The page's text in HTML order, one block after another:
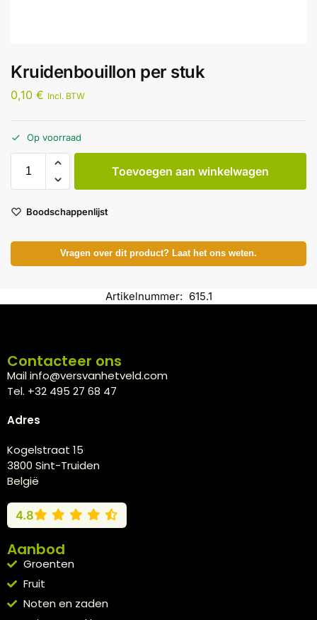
Kruidenbouillon per stuk
0,10 € Incl. BTW
Op voorraad
Toevoegen aan winkelwagen
Boodschappenlijst
Vragen over dit product? Laat het ons weten.
Artikelnummer: 615.1
Contacteer ons
Mail info@versvanhetveld.com
Tel. +32 495 27 68 47
Adres
Kogelstraat 15
3800 Sint-Truiden
België
4.8
Aanbod
Groenten
Fruit
Noten en zaden